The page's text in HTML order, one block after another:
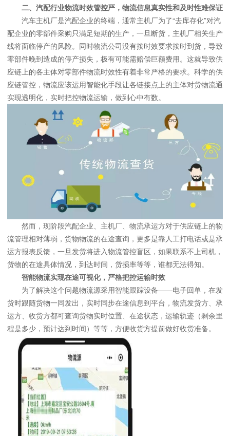
二、汽配行业物流时效管控严，物流信息真实性和及时性难保证
汽车主机厂是汽配企业的终端，通常主机厂为了“去库存化”对汽
配企业的零部件采购只满足短期的生产，一旦断货，主机厂相关生产
线将面临停产的风险。同时物流公司没有按时效要求按时到货，导致
零部件晚到造成的停产损失，极有可能需赔偿巨额费用。这就导致供
应链上的各主体对零部件物流时效性有着非常严格的要求。科学的供
应链管控，物流应该运用智能化手段让各链接点上的主体对货物流通
实现透明化，实时把控物流运输，做到心中有数。
然而，现阶段汽配企业、主机厂、物流承运方对于供应链上的物
流管理相对薄弱，货物物流的在途查询，更多是靠人工打电话或是承
运方报表反馈，一旦发货将进入物流管控盲区，如果联系不上司机，
货物的在途具体情况，到达时间，货损率等等，谁都无法得知。
智能物流实现在途可视化，严格把控运输时效
为了解决这个问题物流源采用智能跟踪设备——电子回单，在发
货时跟随货物一同发出，实时同步在途信息到平台，物流发货方、承
运方、收货方都可查询货物实时位置、在途状态，运输轨迹（剩余里
程是多少，预计达到时间）等等，方便收货方提前做好收货准备。